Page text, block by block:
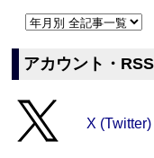
アカウント・RSS
X (Twitter)